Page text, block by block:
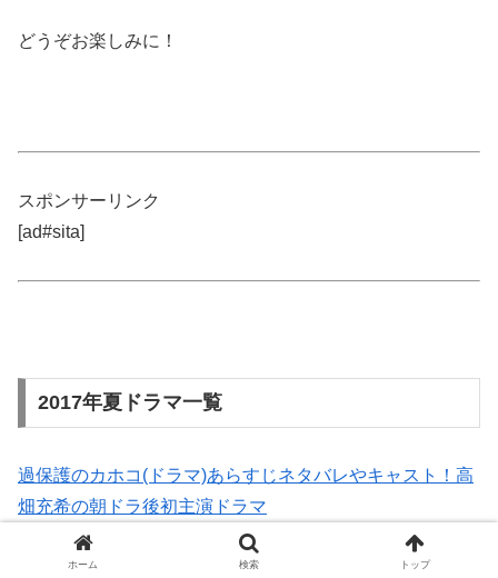
どうぞお楽しみに！
スポンサーリンク
[ad#sita]
2017年夏ドラマ一覧
過保護のカホコ(ドラマ)あらすじネタバレやキャスト！高
畑充希の朝ドラ後初主演ドラマ
セシルのもくろみ(ドラマ)あらすじネタバレやキャスト相
ホーム 検索 トップ